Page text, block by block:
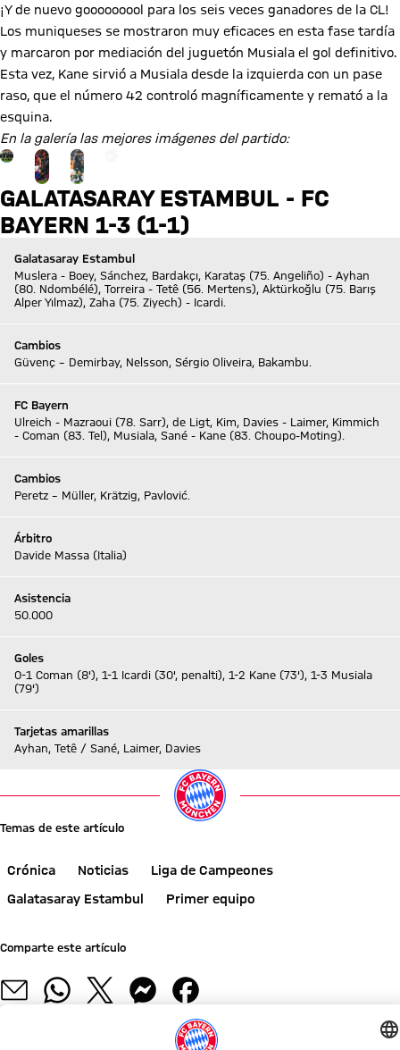
¡Y de nuevo gooooooool para los seis veces ganadores de la CL!
Los muniqueses se mostraron muy eficaces en esta fase tardía
y marcaron por mediación del juguetón Musiala el gol definitivo.
Esta vez, Kane sirvió a Musiala desde la izquierda con un pase
raso, que el número 42 controló magníficamente y remató a la
esquina.
En la galería las mejores imágenes del partido:
Ir a la página de la galería: Ver galería
GALATASARAY ESTAMBUL - FC
BAYERN 1-3 (1-1)
Galatasaray Estambul
Muslera - Boey, Sánchez, Bardakçı, Karataş (75. Angeliño) - Ayhan
(80. Ndombélé), Torreira - Tetê (56. Mertens), Aktürkoğlu (75. Barış
Alper Yılmaz), Zaha (75. Ziyech) - Icardi.
Cambios
Güvenç – Demirbay, Nelsson, Sérgio Oliveira, Bakambu.
FC Bayern
Ulreich - Mazraoui (78. Sarr), de Ligt, Kim, Davies - Laimer, Kimmich
- Coman (83. Tel), Musiala, Sané - Kane (83. Choupo-Moting).
Cambios
Peretz – Müller, Krätzig, Pavlović.
Árbitro
Davide Massa (Italia)
Asistencia
50.000
Goles
0-1 Coman (8'), 1-1 Icardi (30', penalti), 1-2 Kane (73'), 1-3 Musiala
(79')
Tarjetas amarillas
Ayhan, Tetê / Sané, Laimer, Davies
Temas de este artículo
Crónica Noticias
Liga de Campeones
Galatasaray Estambul
Primer equipo
Comparte este artículo
NOTICIAS RELACIONADAS